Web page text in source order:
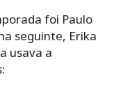
foi Paulo
seguinte, Erika
usava a